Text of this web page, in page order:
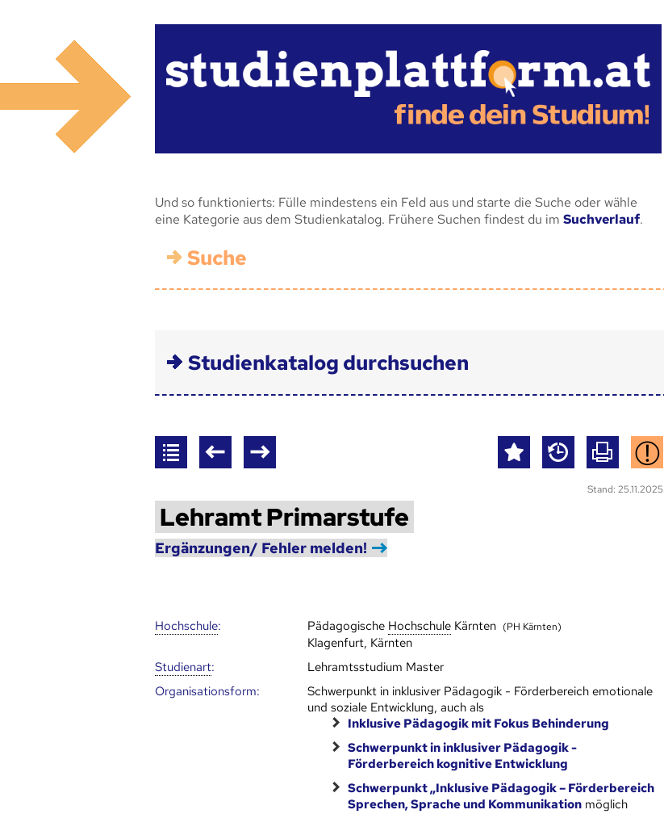
Und so funktionierts: Fülle mindestens ein Feld aus und starte die Suche oder wähle
eine Kategorie aus dem Studienkatalog. Frühere Suchen findest du im Suchverlauf.
Suche
Studienkatalog durchsuchen
Stand: 25.11.2025
Lehramt Primarstufe
Ergänzungen/ Fehler melden!
Hoch­schule: Pädagogische Hoch­schuleKärnten (PH Kärnten)
Klagenfurt, Kärnten
Studienart:
Lehramtsstudium Master
Organisationsform:
Schwerpunkt in inklusiver Pädagogik - Förderbereich emotionale
und soziale Entwicklung, auch als
Inklusive Pädagogik mit Fokus Behinderung
Schwerpunkt in inklusiver Pädagogik -
Förderbereich kognitive Entwicklung
Schwerpunkt „Inklusive Pädagogik – Förderbereich
Sprechen, Sprache und Kommunikationmöglich